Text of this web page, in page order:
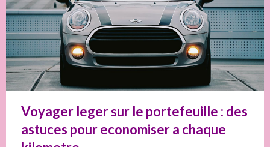
Voyager leger sur le portefeuille : des
astuces pour economiser a chaque